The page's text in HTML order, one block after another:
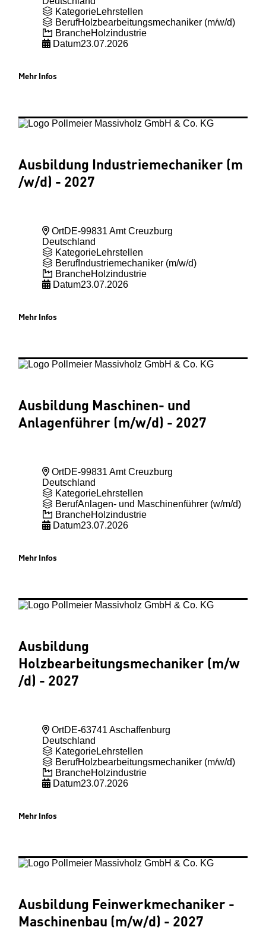
KategorieLehrstellen
BerufHolzbearbeitungsmechaniker (m/w/d)
BrancheHolzindustrie
Datum23.07.2026
Mehr Infos
Ausbildung Industriemechaniker (m
/w/d) - 2027
OrtDE-99831 Amt Creuzburg
Deutschland
KategorieLehrstellen
BerufIndustriemechaniker (m/w/d)
BrancheHolzindustrie
Datum23.07.2026
Mehr Infos
Ausbildung Maschinen- und
Anlagenführer (m/w/d) - 2027
OrtDE-99831 Amt Creuzburg
Deutschland
KategorieLehrstellen
BerufAnlagen- und Maschinenführer (w/m/d)
BrancheHolzindustrie
Datum23.07.2026
Mehr Infos
Ausbildung
Holzbearbeitungsmechaniker (m/w
/d) - 2027
OrtDE-63741 Aschaffenburg
Deutschland
KategorieLehrstellen
BerufHolzbearbeitungsmechaniker (m/w/d)
BrancheHolzindustrie
Datum23.07.2026
Mehr Infos
Ausbildung Feinwerkmechaniker -
Maschinenbau (m/w/d) - 2027